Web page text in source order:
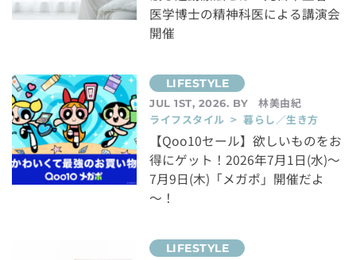
医学博士の精神科医による講演会
開催
JUL 1ST, 2026. BY
林美由紀
ライフスタイル > 暮らし／生き方
【Qoo10セール】欲しいものをお
得にゲット！2026年7月1日(水)～
7月9日(木)「メガポ」開催だよ
～！